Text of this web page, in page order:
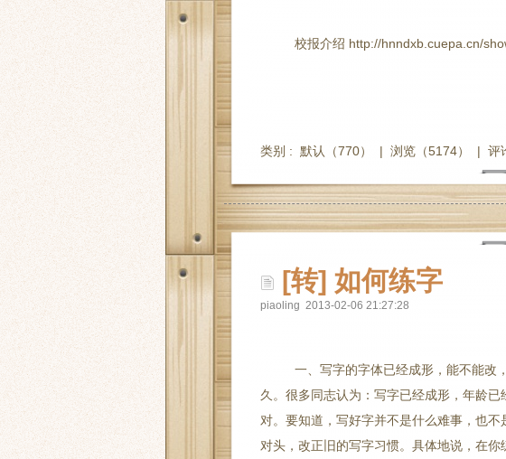
校报介绍 http://hnndxb.cuepa.cn/
类别 : 默认 （770） | 浏览（5174） | 评
[转] 如何练字
piaoling 2013-02-06 21:27:28
一、写字的字体已经成形，能不能
久。很多同志认为：写字已经成形，年龄
对。要知道，写好字并不是什么难事，也
对头，改正旧的写字习惯。具体地说，在